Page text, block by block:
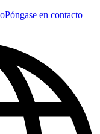
Póngase en contacto